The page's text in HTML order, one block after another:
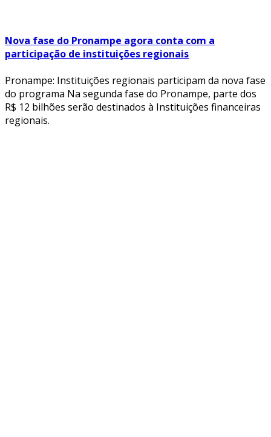
Nova fase do Pronampe agora conta com a
participação de instituições regionais
Pronampe: Instituições regionais participam da nova fase
do programa Na segunda fase do Pronampe, parte dos
R$ 12 bilhões serão destinados à Instituições financeiras
regionais.